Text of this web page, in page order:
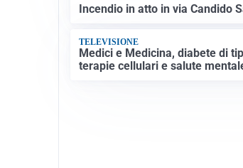
Incendio in atto in via Candido
TELEVISIONE
Medici e Medicina, diabete di
terapie cellulari e salute